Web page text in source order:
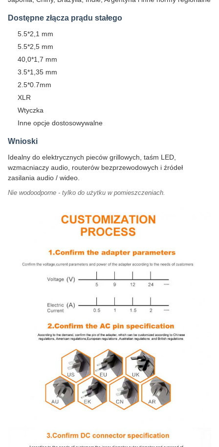
Dostępne złącza prądu stałego
5.5*2,1 mm
5.5*2,5 mm
40,0*1,7 mm
3.5*1,35 mm
2.5*0.7mm
XLR
Wtyczka
Inne opcje dostosowywalne
Wnioski
Idealny do elektrycznych pieców grillowych, taśm LED,
wzmacniaczy audio, routerów bezprzewodowych i źródeł
zasilania audio / wideo.
Nie wodoodporne - tylko do użytku w pomieszczeniach.